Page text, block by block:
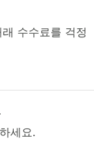
수수료를 걱정
세요.